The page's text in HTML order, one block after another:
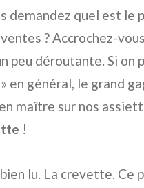
demandez quel est le
? Accrochez-
peu déroutante. Si on
en général, le grand
maître sur nos
!
lu. La crevette. Ce